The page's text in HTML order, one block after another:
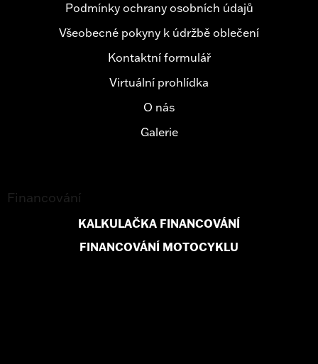
Podmínky ochrany osobních údajů
Všeobecné pokyny k údržbě oblečení
Kontaktní formulář
Virtuální prohlídka
O nás
Galerie
Financování
KALKULAČKA FINANCOVÁNÍ
FINANCOVÁNÍ MOTOCYKLU